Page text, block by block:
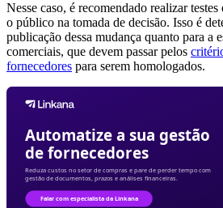
Nesse caso, é recomendado realizar
o público na tomada de decisão. Isso é
publicação dessa mudança quanto para a
comerciais, que devem passar pelos
fornecedores para serem homologados.